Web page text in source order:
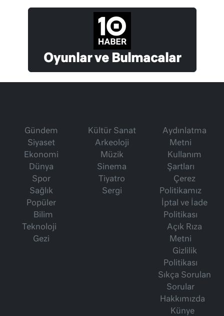
Oyunlar ve Bulmacalar
Gündem
Siyaset
Ekonomi
Dünya
Spor
Sağlık
Popüler
Bilim
Teknoloji
Gezi
Kültür Sanat
Arkeoloji
Müzik
Sinema
Tiyatro
Sergi
Aydınlatma
Metni
Kullanım
Şartları
Çerez
Politikamız
İptal ve İade
Politikası
Açık Rıza
Metni
Gizlilik
Politikası
Sıkça Sorulan
Sorular
Hakkımızda
Künye